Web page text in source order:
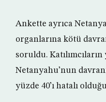
Ankette ayrıca
organlarına kötü
soruldu. Katılımcıların
Netanyahu’nun
yüzde 40’ı hatalı